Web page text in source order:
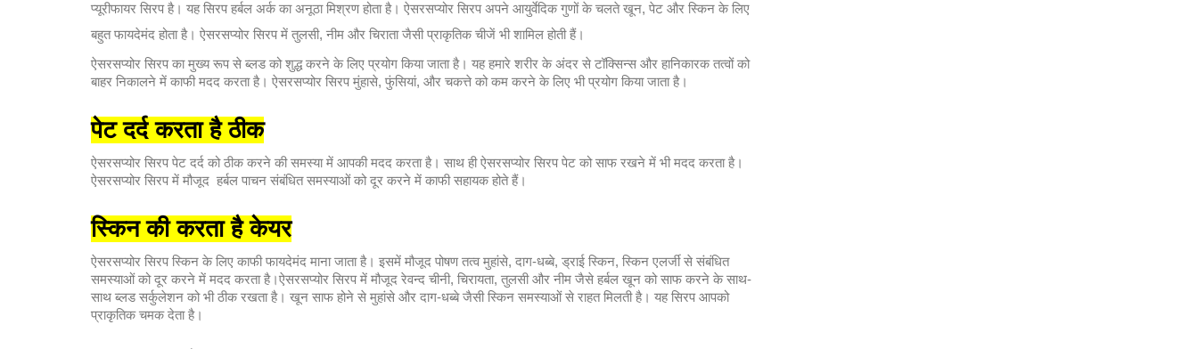
प्यूरीफायर सिरप है। यह सिरप हर्बल अर्क का अनूठा मिश्रण होता है। ऐसरसप्योर सिरप अपने आयुर्वेदिक गुणों के चलते खून, पेट और स्किन के लिए
बहुत फायदेमंद होता है। ऐसरसप्योर सिरप में तुलसी, नीम और चिराता जैसी प्राकृतिक चीजें भी शामिल होती हैं।
ऐसरसप्योर सिरप का मुख्य रूप से ब्लड को शुद्ध करने के लिए प्रयोग किया जाता है। यह हमारे शरीर के अंदर से टॉक्सिन्स और हानिकारक तत्वों को
बाहर निकालने में काफी मदद करता है। ऐसरसप्योर सिरप मुंहासे, फुंसियां, और चकत्ते को कम करने के लिए भी प्रयोग किया जाता है।
पेट दर्द करता है ठीक
ऐसरसप्योर सिरप पेट दर्द को ठीक करने की समस्या में आपकी मदद करता है। साथ ही ऐसरसप्योर सिरप पेट को साफ रखने में भी मदद करता है।
ऐसरसप्योर सिरप में मौजूद हर्बल पाचन संबंधित समस्याओं को दूर करने में काफी सहायक होते हैं।
स्किन की करता है केयर
ऐसरसप्योर सिरप स्किन के लिए काफी फायदेमंद माना जाता है। इसमें मौजूद पोषण तत्व मुहांसे, दाग-धब्बे, ड्राई स्किन, स्किन एलर्जी से संबंधित
समस्याओं को दूर करने में मदद करता है।ऐसरसप्योर सिरप में मौजूद रेवन्द चीनी, चिरायता, तुलसी और नीम जैसे हर्बल खून को साफ करने के साथ-
साथ ब्लड सर्कुलेशन को भी ठीक रखता है। खून साफ होने से मुहांसे और दाग-धब्बे जैसी स्किन समस्याओं से राहत मिलती है। यह सिरप आपको
प्राकृतिक चमक देता है।